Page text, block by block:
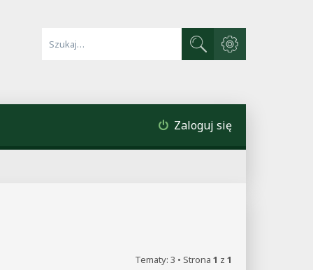
Szukaj
Wyszukiwanie
Zaloguj się
Tematy: 3 • Strona 1 z 1